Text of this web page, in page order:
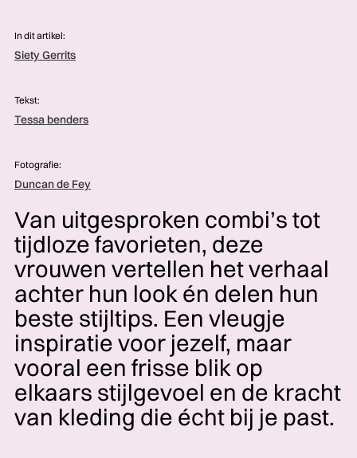
In dit artikel:
Siety Gerrits
Tekst:
Tessa benders
Fotografie:
Duncan de Fey
Van uitgesproken combi’s tot
tijdloze favorieten, deze
vrouwen vertellen het verhaal
achter hun look én delen hun
beste stijltips. Een vleugje
inspiratie voor jezelf, maar
vooral een frisse blik op
elkaars stijlgevoel en de kracht
van kleding die écht bij je past.